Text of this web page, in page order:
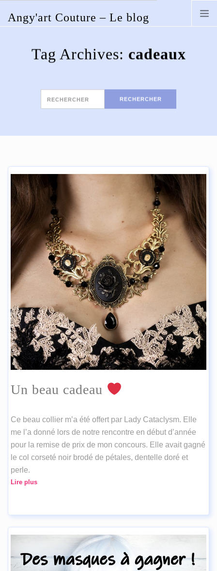
Angy'art Couture – Le blog
SITE WEB
LOCATION
CORSET
MASQUE
MARIAGE
MY LIFE
TISSU
WIP
Skip
Tag Archives: cadeaux
RECHERCHER
Un beau cadeau
Ce beau collier m’a été offert par Lady Cataclysm. Elle
me l’a donné lors de notre rencontre en début d’année
pour la remise de prix de mon concours. Elle avait gagné
le col corseté noir brodé de pétales, dentelle doré et
perle.
Lire plus